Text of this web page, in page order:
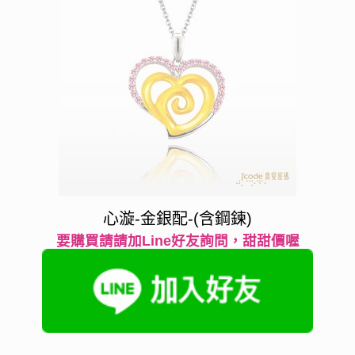
心漩-金銀配-(含鋼鍊)
要購買請請加Line好友詢問，甜甜價喔